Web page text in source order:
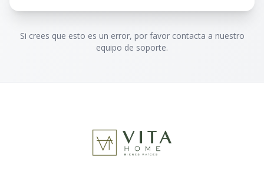
Si crees que esto es un error, por favor contacta a nuestro
equipo de soporte.